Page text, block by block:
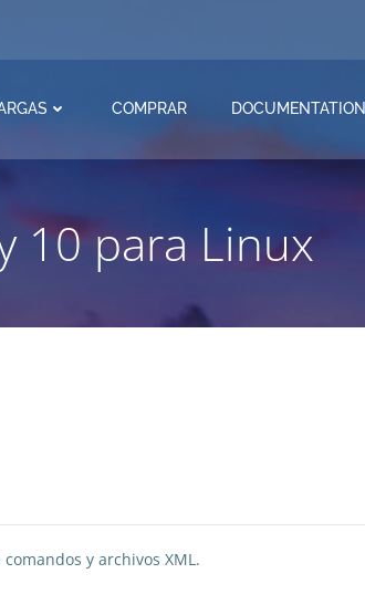
COMPRAR DOCUMENTATION
10 para Linux
y archivos XML.